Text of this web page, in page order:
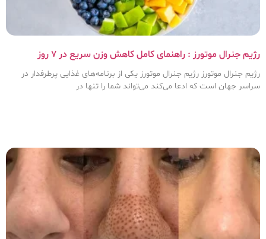
رژیم جنرال موتورز : راهنمای کامل کاهش وزن سریع در ۷ روز
رژیم جنرال موتورز رژیم جنرال موتورز یکی از برنامه‌های غذایی پرطرفدار در
سراسر جهان است که ادعا می‌کند می‌تواند شما را تنها در